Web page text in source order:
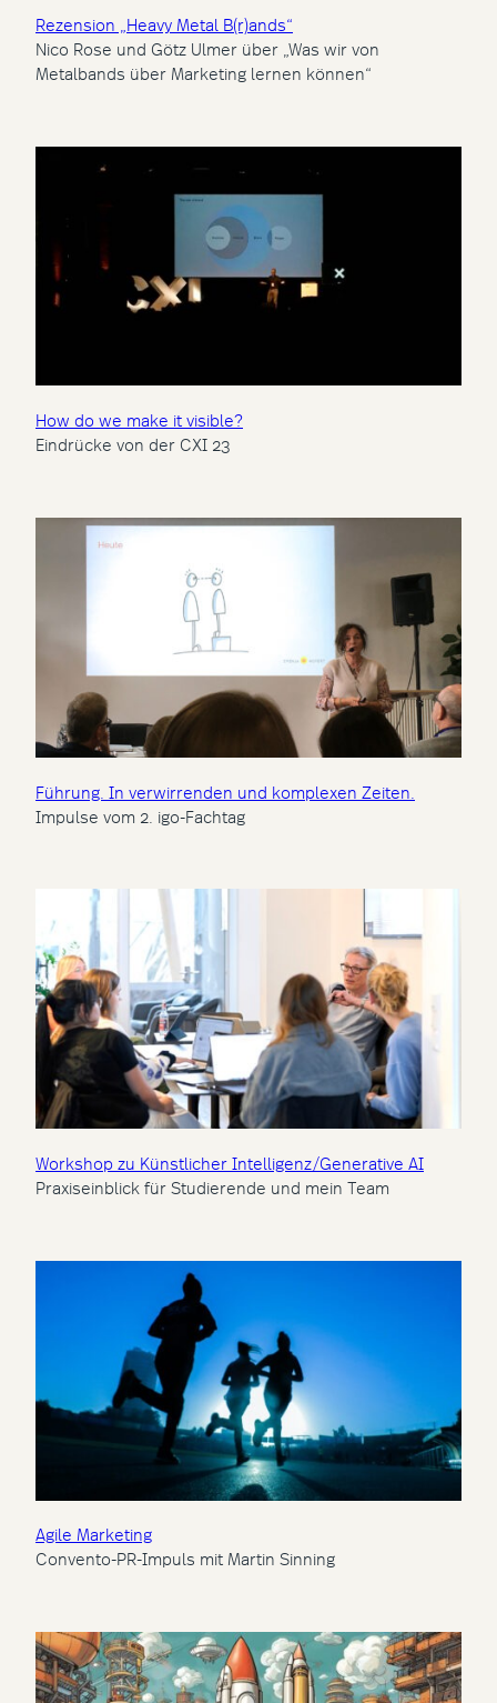
Rezension „Heavy Metal B(r)ands“
Nico Rose und Götz Ulmer über „Was wir von
Metalbands über Marketing lernen können“
How do we make it visible?
Eindrücke von der CXI 23
Führung. In verwirrenden und komplexen Zeiten.
Impulse vom 2. igo-Fachtag
Workshop zu Künstlicher Intelligenz/Generative AI
Praxiseinblick für Studierende und mein Team
Agile Marketing
Convento-PR-Impuls mit Martin Sinning